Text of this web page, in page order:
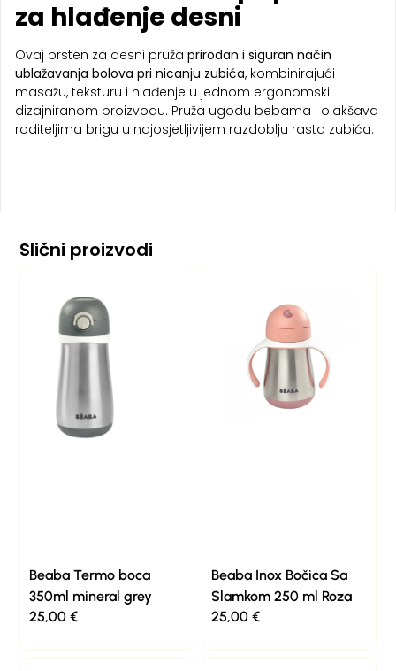
za hlađenje desni
Ovaj prsten za desni pruža prirodan i siguran način
ublažavanja bolova pri nicanju zubića, kombinirajući
masažu, teksturu i hlađenje u jednom ergonomski
dizajniranom proizvodu. Pruža ugodu bebama i olakšava
roditeljima brigu u najosjetljivijem razdoblju rasta zubića.
Slični proizvodi
Beaba Termo boca
350ml mineral grey
25,00€
Beaba Inox Bočica Sa
Slamkom 250 ml Roza
25,00 €